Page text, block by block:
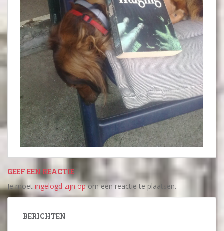
GEEF EEN REACTIE
Je moet ingelogd zijn opom een reactie te plaatsen.
BERICHTEN